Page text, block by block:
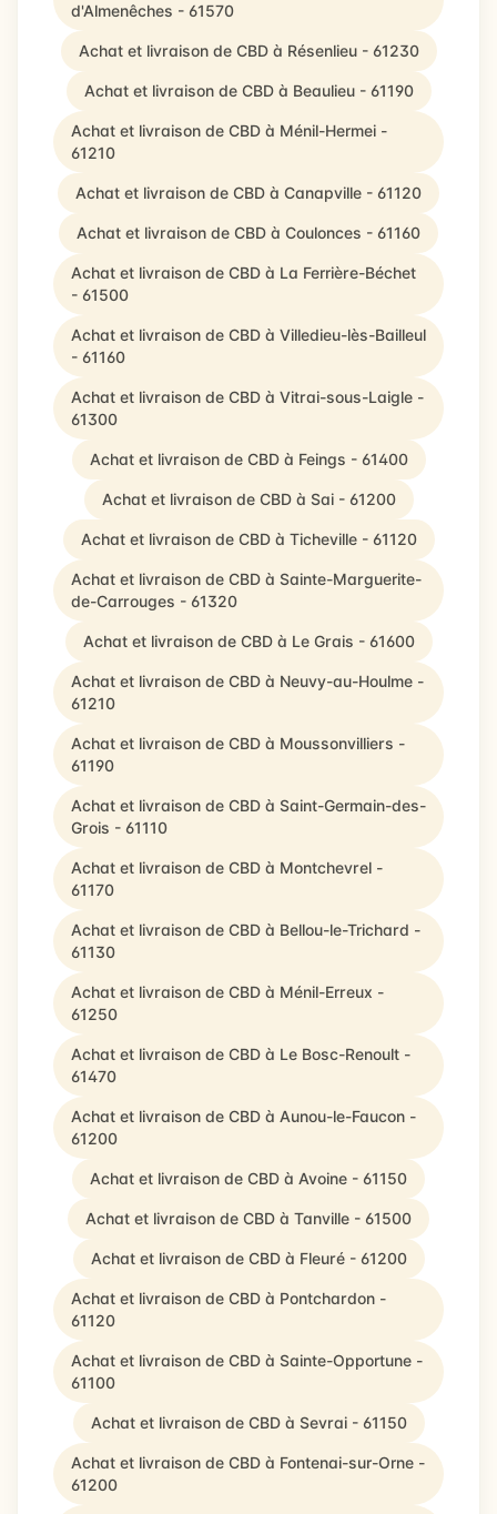
d'Almenêches - 61570
Achat et livraison de CBD à Résenlieu - 61230
Achat et livraison de CBD à Beaulieu - 61190
Achat et livraison de CBD à Ménil-Hermei -
61210
Achat et livraison de CBD à Canapville - 61120
Achat et livraison de CBD à Coulonces - 61160
Achat et livraison de CBD à La Ferrière-Béchet
- 61500
Achat et livraison de CBD à Villedieu-lès-Bailleul
- 61160
Achat et livraison de CBD à Vitrai-sous-Laigle -
61300
Achat et livraison de CBD à Feings - 61400
Achat et livraison de CBD à Sai - 61200
Achat et livraison de CBD à Ticheville - 61120
Achat et livraison de CBD à Sainte-Marguerite-
de-Carrouges - 61320
Achat et livraison de CBD à Le Grais - 61600
Achat et livraison de CBD à Neuvy-au-Houlme -
61210
Achat et livraison de CBD à Moussonvilliers -
61190
Achat et livraison de CBD à Saint-Germain-des-
Grois - 61110
Achat et livraison de CBD à Montchevrel -
61170
Achat et livraison de CBD à Bellou-le-Trichard -
61130
Achat et livraison de CBD à Ménil-Erreux -
61250
Achat et livraison de CBD à Le Bosc-Renoult -
61470
Achat et livraison de CBD à Aunou-le-Faucon -
61200
Achat et livraison de CBD à Avoine - 61150
Achat et livraison de CBD à Tanville - 61500
Achat et livraison de CBD à Fleuré - 61200
Achat et livraison de CBD à Pontchardon -
61120
Achat et livraison de CBD à Sainte-Opportune -
61100
Achat et livraison de CBD à Sevrai - 61150
Achat et livraison de CBD à Fontenai-sur-Orne -
61200